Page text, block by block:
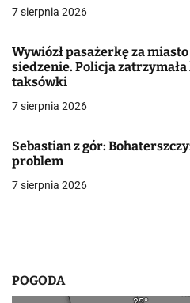
p
i
u
7 sierpnia 2026
Wywiózł pasażerkę za
siedzenie. Policja
taksówki
7 sierpnia 2026
Sebastian z gór:
problem
7 sierpnia 2026
POGODA